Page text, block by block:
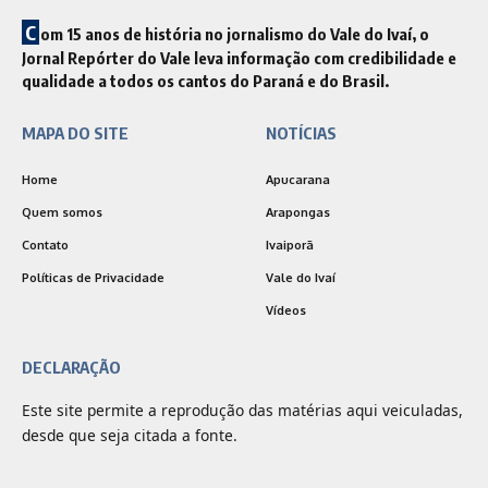
C om 15 anos de história no jornalismo do Vale do Ivaí, o
Jornal Repórter do Vale leva informação com credibilidade e
qualidade a todos os cantos do Paraná e do Brasil.
MAPA DO SITE
Home
Quem somos
Contato
Políticas de Privacidade
NOTÍCIAS
Apucarana
Arapongas
Ivaiporã
Vale do Ivaí
Vídeos
DECLARAÇÃO
Este site permite a reprodução das matérias aqui veiculadas,
desde que seja citada a fonte.